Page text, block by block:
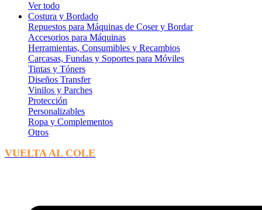
Ver todo
Costura y Bordado
Repuestos para Máquinas de Coser y Bordar
Accesorios para Máquinas
Herramientas, Consumibles y Recambios
Carcasas, Fundas y Soportes para Móviles
Tintas y Tóners
Diseños Transfer
Vinilos y Parches
Protección
Personalizables
Ropa y Complementos
Otros
VUELTA AL COLE